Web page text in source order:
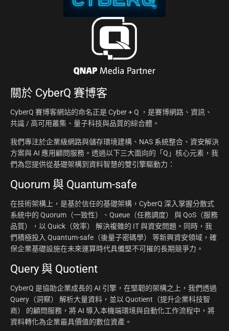
關於 CyberQ 賽博客
CyberQ 賽博客網站的命名正是 Cyber + Q ，是賽博網路、資訊、
共識 / 高可用叢集、量子科技與品質的綜合體。
我們專注於企業級網路與儲存環境建構、NAS 系統整合、資安解決
方案與 AI 應用顧問服務。透過以下三大面向的「Q」核心元素，我
們為您提供從基礎架構到資料智慧的雙引擎驅動力：
Quorum 與 Quantum-safe
在技術架構上，是基於信任的基礎架構，CyberQ 深入掌握分散式
系統中的 Quorum（一致性）、Queue（任務調度） 與 QoS（服務
品質），以 Quick（效率） 解決複雜的 IT 與資安問題。同時，我
們積極投入 Quantum-safe（後量子密碼學） 等新興資安領域，確
保企業基礎設施在未來運算時代具備堅不可摧的長期競爭力。
Query 與 Quotient
CyberQ 是協助企業成長的 AI 引擎，在堅韌的架構之上，我們透過
Query（洞察） 解析大量資料，並以 Quotient（提升企業科技智
商） 的顧問服務，將 AI 導入本機端環境與自動化工作流程中，將
資料轉化為企業最具價值的數位資產。